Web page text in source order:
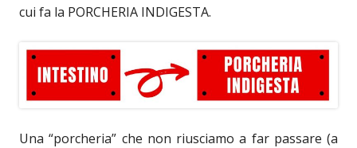
cui fa la PORCHERIA INDIGESTA.
Una “porcheria” che non riusciamo a far passare (a